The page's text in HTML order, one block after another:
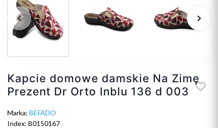
Poprzedni
keyboard_arrow_left keyboard_arrow_right
Kapcie domowe damskie Na Zimę
Prezent Dr Orto Inblu 136 d 003
Marka: BEFADO
Index: B0150167